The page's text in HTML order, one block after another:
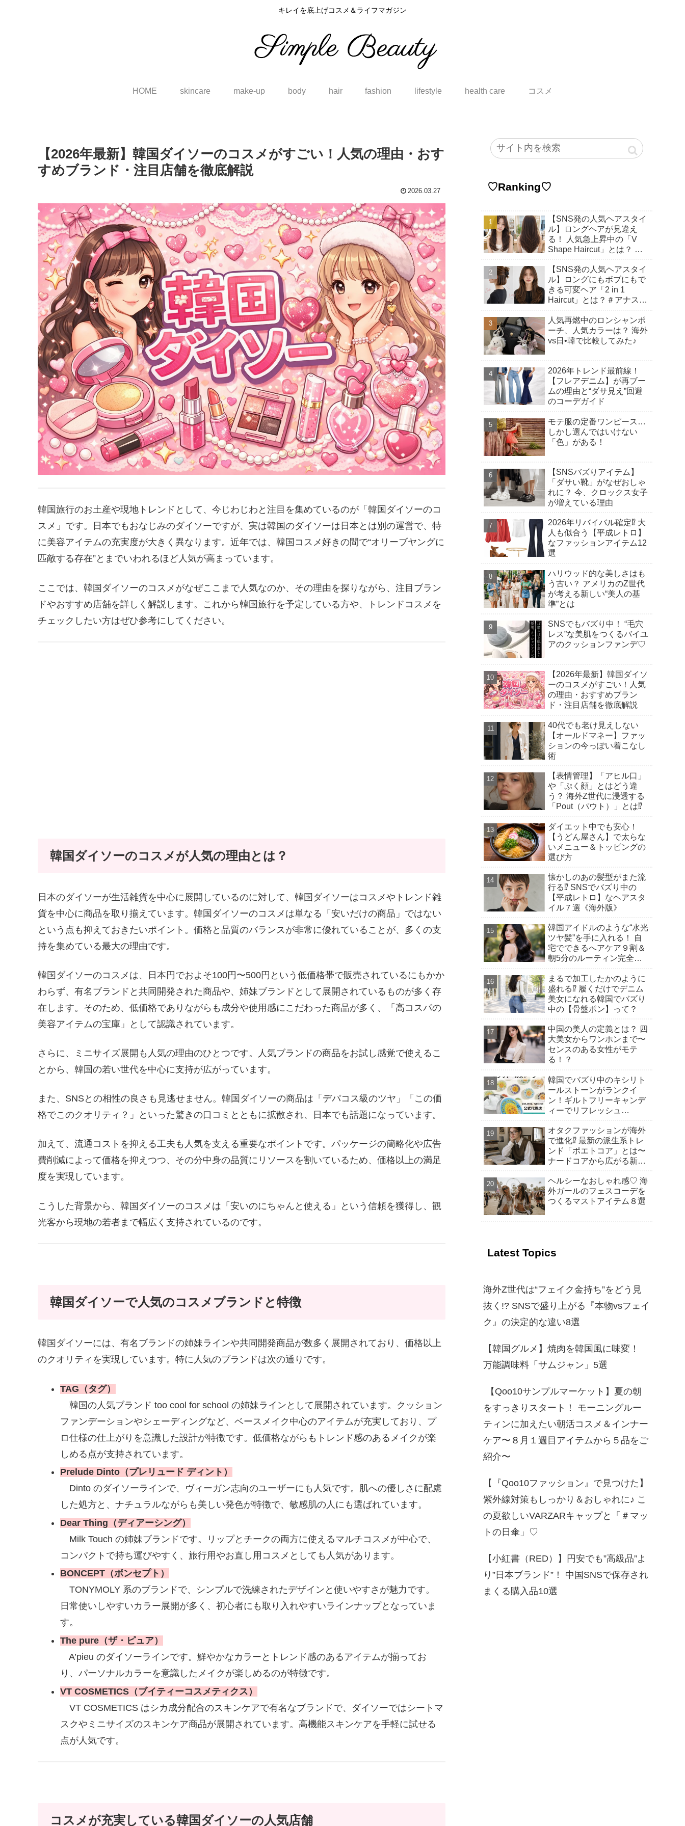
キレイを底上げコスメ＆ライフマガジン
HOME skincare make-up body hair fashion lifestyle health care コスメ
【2026年最新】韓国ダイソーのコスメがすごい！人気の理由・おす
すめブランド・注目店舗を徹底解説
2026.03.27
韓国旅行のお土産や現地トレンドとして、今じわじわと注目を集めているのが「韓国ダイソーのコ
スメ」です。日本でもおなじみのダイソーですが、実は韓国のダイソーは日本とは別の運営で、特
に美容アイテムの充実度が大きく異なります。近年では、韓国コスメ好きの間で“オリーブヤングに
匹敵する存在”とまでいわれるほど人気が高まっています。
ここでは、韓国ダイソーのコスメがなぜここまで人気なのか、その理由を探りながら、注目ブラン
ドやおすすめ店舗を詳しく解説します。これから韓国旅行を予定している方や、トレンドコスメを
チェックしたい方はぜひ参考にしてください。
韓国ダイソーのコスメが人気の理由とは？
日本のダイソーが生活雑貨を中心に展開しているのに対して、韓国ダイソーはコスメやトレンド雑
貨を中心に商品を取り揃えています。韓国ダイソーのコスメは単なる「安いだけの商品」ではない
という点も抑えておきたいポイント。価格と品質のバランスが非常に優れていることが、多くの支
持を集めている最大の理由です。
韓国ダイソーのコスメは、日本円でおよそ100円〜500円という低価格帯で販売されているにもかか
わらず、有名ブランドと共同開発された商品や、姉妹ブランドとして展開されているものが多く存
在します。そのため、低価格でありながらも成分や使用感にこだわった商品が多く、「高コスパの
美容アイテムの宝庫」として認識されています。
さらに、ミニサイズ展開も人気の理由のひとつです。人気ブランドの商品をお試し感覚で使えるこ
とから、韓国の若い世代を中心に支持が広がっています。
また、SNSとの相性の良さも見逃せません。韓国ダイソーの商品は「デパコス級のツヤ」「この価
格でこのクオリティ？」といった驚きの口コミとともに拡散され、日本でも話題になっています。
加えて、流通コストを抑える工夫も人気を支える重要なポイントです。パッケージの簡略化や広告
費削減によって価格を抑えつつ、その分中身の品質にリソースを割いているため、価格以上の満足
度を実現しています。
こうした背景から、韓国ダイソーのコスメは「安いのにちゃんと使える」という信頼を獲得し、観
光客から現地の若者まで幅広く支持されているのです。
韓国ダイソーで人気のコスメブランドと特徴
韓国ダイソーには、有名ブランドの姉妹ラインや共同開発商品が数多く展開されており、価格以上
のクオリティを実現しています。特に人気のブランドは次の通りです。
TAG（タグ）
韓国の人気ブランド too cool for school の姉妹ラインとして展開されています。クッション
ファンデーションやシェーディングなど、ベースメイク中心のアイテムが充実しており、プ
ロ仕様の仕上がりを意識した設計が特徴です。低価格ながらもトレンド感のあるメイクが楽
しめる点が支持されています。
Prelude Dinto（プレリュード ディント）
Dinto のダイソーラインで、ヴィーガン志向のユーザーにも人気です。肌への優しさに配慮
した処方と、ナチュラルながらも美しい発色が特徴で、敏感肌の人にも選ばれています。
Dear Thing（ディアーシング）
Milk Touch の姉妹ブランドです。リップとチークの両方に使えるマルチコスメが中心で、
コンパクトで持ち運びやすく、旅行用やお直し用コスメとしても人気があります。
BONCEPT（ボンセプト）
TONYMOLY 系のブランドで、シンプルで洗練されたデザインと使いやすさが魅力です。
日常使いしやすいカラー展開が多く、初心者にも取り入れやすいラインナップとなっていま
す。
The pure（ザ・ピュア）
A’pieu のダイソーラインです。鮮やかなカラーとトレンド感のあるアイテムが揃ってお
り、パーソナルカラーを意識したメイクが楽しめるのが特徴です。
VT COSMETICS（ブイティーコスメティクス）
VT COSMETICS はシカ成分配合のスキンケアで有名なブランドで、ダイソーではシートマ
スクやミニサイズのスキンケア商品が展開されています。高機能スキンケアを手軽に試せる
点が人気です。
コスメが充実している韓国ダイソーの人気店舗
♡Ranking♡
【SNS発の人気ヘアスタイ
ル】ロングヘアが見違え
る！ 人気急上昇中の「V
Shape Haircut」とは？ ア
由♡
【SNS発の人気ヘアスタイ
ル】ロングにもボブにもで
きる可変ヘア「2 in 1
Haircut」とは？＃アナスタ
人気再燃中のロンシャンポ
ーチ、人気カラーは？ 海外
vs日•韓で比較してみた♪
2026年トレンド最前線！
【フレアデニム】が再ブー
ムの理由と“ダサ見え”回避
のコーデガイド
モテ服の定番ワンピース…
しかし選んではいけない
「色」がある！
【SNSバズりアイテム】
「ダサい靴」がなぜおしゃ
れに？ 今、クロックス女子
が増えている理由
2026年リバイバル確定⁉︎ 大
人も似合う【平成レトロ】
なファッションアイテム12
選
ハリウッド的な美しさはも
う古い？ アメリカのZ世代
が考える新しい“美人の基
準”とは
SNSでもバズり中！ “毛穴
レス”な美肌をつくるバイユ
アのクッションファンデ♡
【2026年最新】韓国ダイソ
ーのコスメがすごい！人気
の理由・おすすめブラン
ド・注目店舗を徹底解説
40代でも老け見えしない
【オールドマネー】ファッ
ションの今っぽい着こなし
術
【表情管理】「アヒル口」
や「ぷく顔」とはどう違
う？ 海外Z世代に浸透する
「Pout（パウト）」とは⁉︎
ダイエット中でも安心！
【うどん屋さん】で太らな
いメニュー＆トッピングの
選び方
懐かしのあの髪型がまた流
行る⁉︎ SNSでバズり中の
【平成レトロ】なヘアスタ
イル７選《海外版》
韓国アイドルのような“水光
ツヤ髪”を手に入れる！ 自
宅でできるへアケア９割＆
朝5分のルーティン完全ガ
まるで加工したかのように
盛れる⁉︎ 履くだけでデニム
美女になれる韓国でバズり
中の【骨盤ポン】って？
中国の美人の定義とは？ 四
大美女からワンホンまで〜
センスのある女性がモテ
る！？
韓国でバズり中のキシリト
ールストーンがランクイ
ン！ギルトフリーキャンデ
ィーでリフレッシュ
子」販売数ランキング】～
渡韓気分を楽しむ！トレン
ドの“韓国おやつ”もご紹介
～
オタクファッションが海外
で進化⁉︎ 最新の派生系トレ
ンド「ポエトコア」とは〜
ナードコアから広がる新潮
ヘルシーなおしゃれ感♡ 海
外ガールのフェスコーデを
つくるマストアイテム８選
Latest Topics
海外Z世代は“フェイク金持ち”をどう見
抜く!? SNSで盛り上がる『本物vsフェイ
ク』の決定的な違い8選
【韓国グルメ】焼肉を韓国風に味変！
万能調味料「サムジャン」5選
【Qoo10サンプルマーケット】夏の朝
をすっきりスタート！ モーニングルー
ティンに加えたい朝活コスメ＆インナー
ケア〜８月１週目アイテムから５品をご
紹介〜
【『Qoo10ファッション』で見つけた】
紫外線対策もしっかり＆おしゃれに♪ こ
の夏欲しいVARZARキャップと「＃マッ
トの日傘」♡
【小紅書（RED）】円安でも”高級品”よ
り”日本ブランド”！ 中国SNSで保存され
まくる購入品10選